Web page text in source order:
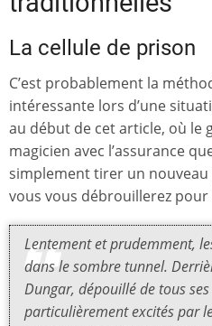
La cellule de prison
C’est probablement la
intéressante lors d’une
au début de cet article, où le
magicien avec l’assurance
simplement tirer un nouveau
vous vous débrouillerez
Lentement et prudemment,
dans le sombre tunnel.
Dungar, dépouillé de tous
particulièrement excités par